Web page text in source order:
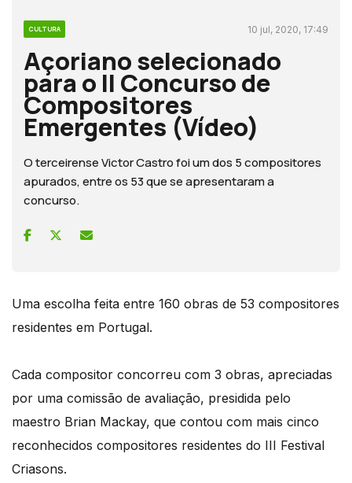
CULTURA 10 jul, 2020, 17:49
Açoriano selecionado
para o II Concurso de
Compositores
Emergentes (Vídeo)
O terceirense Victor Castro foi um dos 5 compositores
apurados, entre os 53 que se apresentaram a
concurso.
Uma escolha feita entre 160 obras de 53 compositores
residentes em Portugal.
Cada compositor concorreu com 3 obras, apreciadas
por uma comissão de avaliação, presidida pelo
maestro Brian Mackay, que contou com mais cinco
reconhecidos compositores residentes do III Festival
Criasons.